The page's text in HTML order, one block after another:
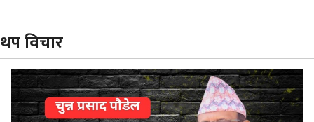
थप विचार